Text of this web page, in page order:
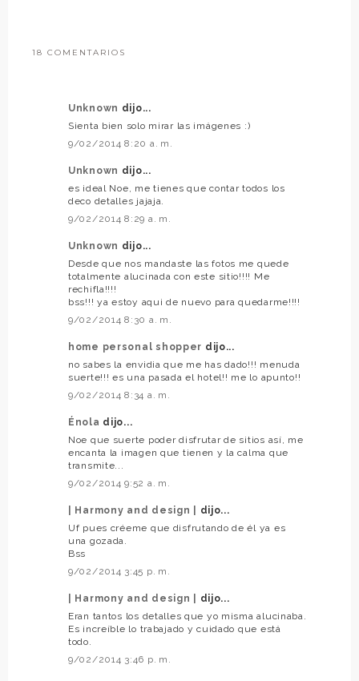
18 COMENTARIOS
Unknown dijo...
Sienta bien solo mirar las imágenes :)
9/02/2014 8:20 a. m.
Unknown dijo...
es ideal Noe, me tienes que contar todos los
deco detalles jajaja.
9/02/2014 8:29 a. m.
Unknown dijo...
Desde que nos mandaste las fotos me quede
totalmente alucinada con este sitio!!!! Me
rechifla!!!!
bss!!! ya estoy aqui de nuevo para quedarme!!!!
9/02/2014 8:30 a. m.
home personal shopper dijo...
no sabes la envidia que me has dado!!! menuda
suerte!!! es una pasada el hotel!! me lo apunto!!
9/02/2014 8:34 a. m.
Énola dijo...
Noe que suerte poder disfrutar de sitios así, me
encanta la imagen que tienen y la calma que
transmite...
9/02/2014 9:52 a. m.
| Harmony and design |
dijo...
Uf pues créeme que disfrutando de él ya es
una gozada.
Bss
9/02/2014 3:45 p. m.
| Harmony and design |
dijo...
Eran tantos los detalles que yo misma alucinaba.
Es increíble lo trabajado y cuidado que está
todo.
9/02/2014 3:46 p. m.